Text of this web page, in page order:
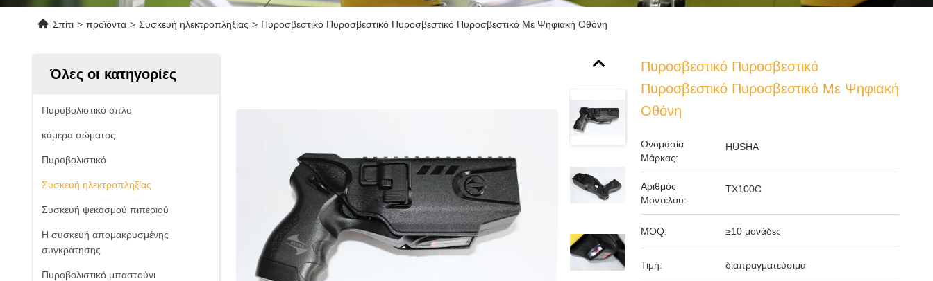
Σπίτι > προϊόντα > Συσκευή ηλεκτροπληξίας > Πυροσβεστικό Πυροσβεστικό Πυροσβεστικό Πυροσβεστικό Με Ψηφιακή Οθόνη
Όλες οι κατηγορίες
Πυροβολιστικό όπλο
κάμερα σώματος
Πυροβολιστικό
Συσκευή ηλεκτροπληξίας
Συσκευή ψεκασμού πιπεριού
Η συσκευή απομακρυσμένης
συγκράτησης
Πυροβολιστικό μπαστούνι
Πυροσβεστικό Πυροσβεστικό
Πυροσβεστικό Πυροσβεστικό Με Ψηφιακή
Οθόνη
Ονομασία
Μάρκας:
HUSHA
Αριθμός
Μοντέλου:
TX100C
MOQ: ≥10 μονάδες
Τιμή: διαπραγματεύσιμα